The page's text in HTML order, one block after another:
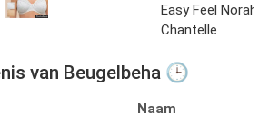
Easy Feel Norah
Chantelle
van Beugelbeha 🕒
Naam